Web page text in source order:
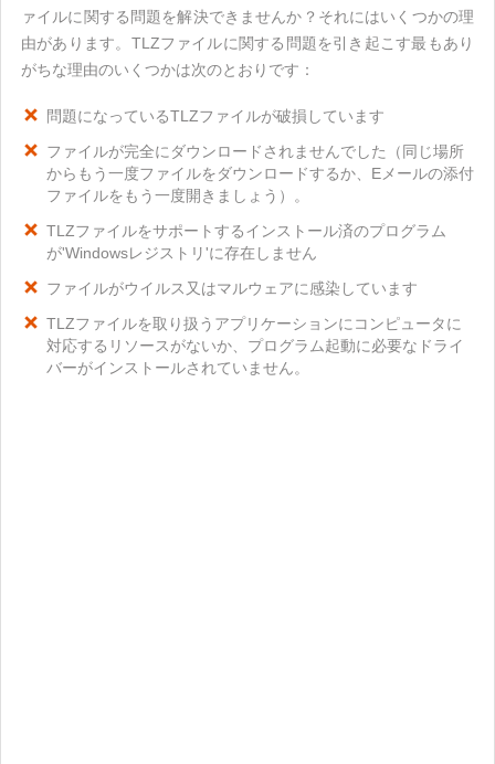
ァイルに関する問題を解決できませんか？それにはいくつかの理
由があります。TLZファイルに関する問題を引き起こす最もあり
がちな理由のいくつかは次のとおりです：
問題になっているTLZファイルが破損しています
ファイルが完全にダウンロードされませんでした（同じ場所
からもう一度ファイルをダウンロードするか、Eメールの添付
ファイルをもう一度開きましょう）。
TLZファイルをサポートするインストール済のプログラム
が'Windowsレジストリ'に存在しません
ファイルがウイルス又はマルウェアに感染しています
TLZファイルを取り扱うアプリケーションにコンピュータに
対応するリソースがないか、プログラム起動に必要なドライ
バーがインストールされていません。